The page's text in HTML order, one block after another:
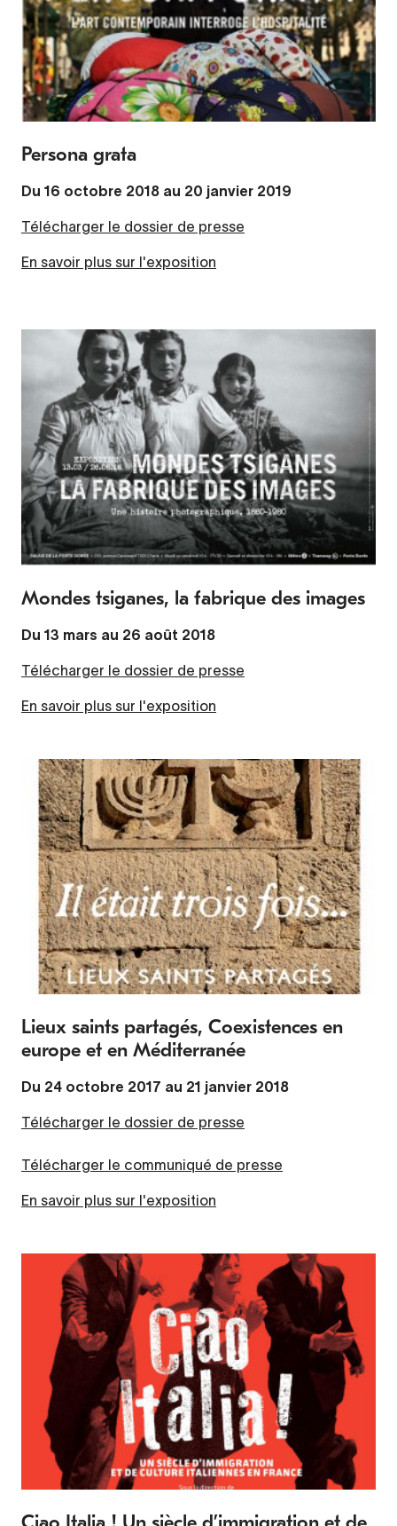
Persona grata
Du 16 octobre 2018 au 20 janvier 2019
Télécharger le dossier de presse
En savoir plus sur l'exposition
Mondes tsiganes, la fabrique des images
Du 13 mars au 26 août 2018
Télécharger le dossier de presse
En savoir plus sur l'exposition
Lieux saints partagés, Coexistences en
europe et en Méditerranée
Du 24 octobre 2017 au 21 janvier 2018
Télécharger le dossier de presse
Télécharger le communiqué de presse
En savoir plus sur l'exposition